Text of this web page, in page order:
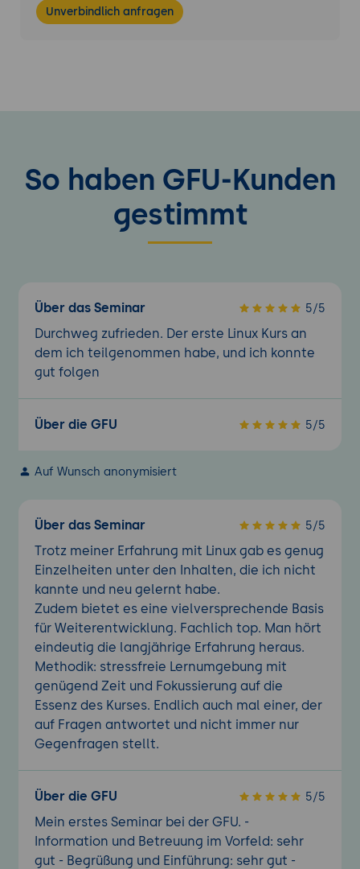
Zugriffsvarianten
Unverbindlich anfragen
So haben GFU-Kunden
gestimmt
Über das Seminar 5/5
Durchweg zufrieden. Der erste Linux Kurs an
dem ich teilgenommen habe, und ich konnte
gut folgen
Über die GFU 5/5
Auf Wunsch anonymisiert
Über das Seminar 5/5
Trotz meiner Erfahrung mit Linux gab es genug
Einzelheiten unter den Inhalten, die ich nicht
kannte und neu gelernt habe.
Zudem bietet es eine vielversprechende Basis
für Weiterentwicklung. Fachlich top. Man hört
eindeutig die langjährige Erfahrung heraus.
Methodik: stressfreie Lernumgebung mit
genügend Zeit und Fokussierung auf die
Essenz des Kurses. Endlich auch mal einer, der
auf Fragen antwortet und nicht immer nur
Gegenfragen stellt.
Über die GFU 5/5
Mein erstes Seminar bei der GFU. -
Information und Betreuung im Vorfeld: sehr
gut - Begrüßung und Einführung: sehr gut -